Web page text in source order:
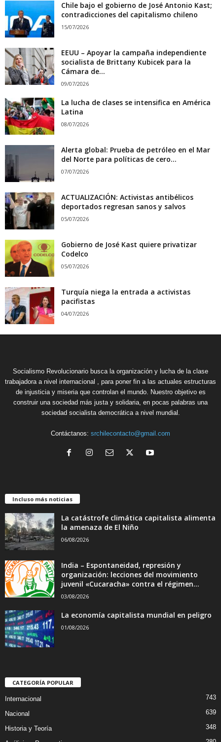
Chile bajo el gobierno de José Antonio Kast;
contradicciones del capitalismo chileno
15/07/2026
EEUU – Apoyar la campaña independiente
socialista de Brittany Kubicek para la
Cámara de...
09/07/2026
La lucha de clases se intensifica en América
Latina
08/07/2026
Alerta global: Prueba de petróleo en el Mar
del Norte para políticas de cero...
07/07/2026
ACTUALIZACIÓN: Activistas antibélicos
deportados regresan sanos y salvos
05/07/2026
Gobierno de José Kast quiere privatizar
Codelco
05/07/2026
Turquía niega la entrada a activistas
pacifistas
04/07/2026
Socialismo Revolucionario busca la organización y lucha de la clase
trabajadora a nivel internacional , para poner fin a las actuales estructuras
de injusticia y miseria que controlan el mundo. Nuestro objetivo es
construir una sociedad más justa y solidaria, en pocas palabras una
sociedad socialista democrática a nivel mundial.
Contáctanos: srchilecontacto@gmail.com
Incluso más noticias
La catástrofe climática capitalista alimenta
la amenaza de El Niño
06/08/2026
India – Espontaneidad, represión y
organización: lecciones del movimiento
juvenil «Cucaracha» contra el régimen...
03/08/2026
La economía capitalista mundial en peligro
01/08/2026
CATEGORÍA POPULAR
Internacional 743
Nacional 639
Historia y Teoría 348